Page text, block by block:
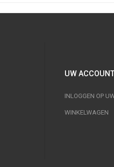
UW
INLOGGEN OP
WINKELWAGEN